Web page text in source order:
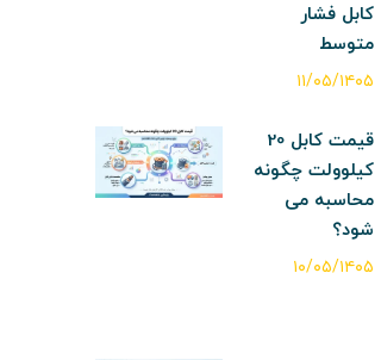
کابل فشار
متوسط
۱۱/۰۵/۱۴۰۵
قیمت کابل 20
کیلوولت چگونه
محاسبه می
شود؟
۱۰/۰۵/۱۴۰۵